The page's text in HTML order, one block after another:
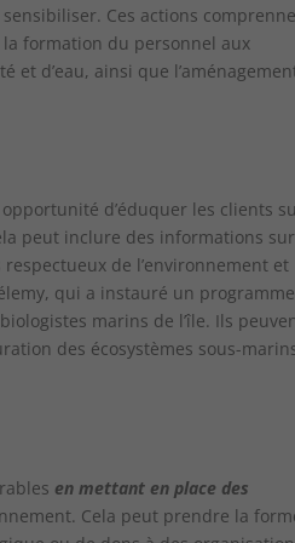
Ces actions
formation du personnel aux
et d’eau, ainsi que
d’éduquer les clients
peut inclure des informations
de l’environnement et
qui a instauré un
marins de l’île. Ils
des écosystèmes sous-
en mettant en place des
Cela peut prendre la